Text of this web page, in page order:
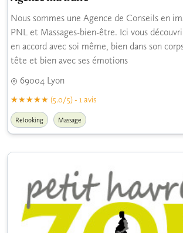
Nous sommes une Agence de Conseils en
PNL et Massages-bien-être. Ici vous
en accord avec soi même, bien dans son
tête et bien avec ses émotions
69004 Lyon
(5.0/5) - 1 avis
Relooking Massage